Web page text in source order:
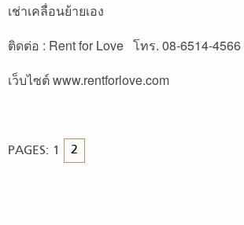
เช่าเคลื่อนย้ายเอง
ติดต่อ : Rent for Love โทร. 08-6514-4566
เว็บไซต์www.rentforlove.com
PAGES: 1 2